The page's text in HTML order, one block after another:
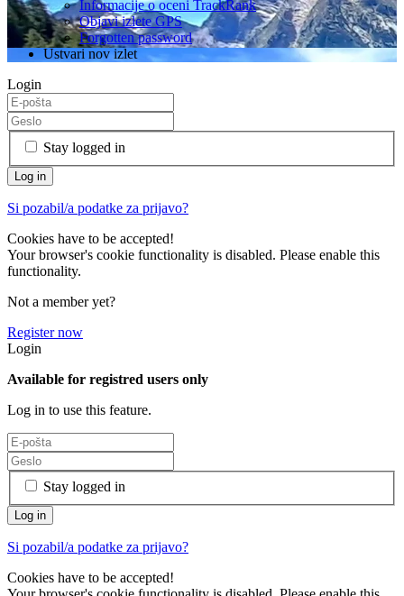
Informacije o oceni TrackRank
Objavi izlete GPS
Forgotten password
Ustvari nov izlet
Login
Stay logged in
Si pozabil/a podatke za prijavo?
Cookies have to be accepted!
Your browser's cookie functionality is disabled. Please enable this
functionality.
Not a member yet?
Register now
Login
Available for registred users only
Log in to use this feature.
Stay logged in
Si pozabil/a podatke za prijavo?
Cookies have to be accepted!